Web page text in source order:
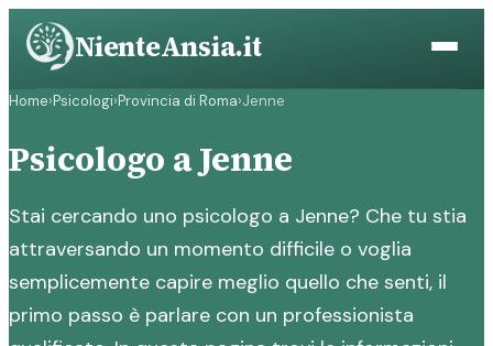
Vai
contenuto
NienteAnsia.it
Home›Psicologi›Provincia di Roma›Jenne
Psicologo a Jenne
Stai cercando uno psicologo a Jenne? Che tu stia
attraversando un momento difficile o voglia
semplicemente capire meglio quello che senti, il
primo passo è parlare con un professionista